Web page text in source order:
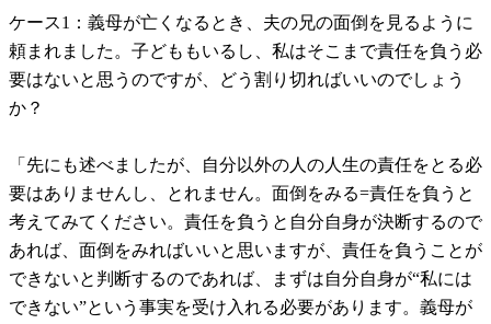
ケース1：義母が亡くなるとき、夫の兄の面倒を見るように
頼まれました。子どももいるし、私はそこまで責任を負う必
要はないと思うのですが、どう割り切ればいいのでしょう
か？
「先にも述べましたが、自分以外の人の人生の責任をとる必
要はありませんし、とれません。面倒をみる=責任を負うと
考えてみてください。責任を負うと自分自身が決断するので
あれば、面倒をみればいいと思いますが、責任を負うことが
できないと判断するのであれば、まずは自分自身が“私には
できない”という事実を受け入れる必要があります。義母が